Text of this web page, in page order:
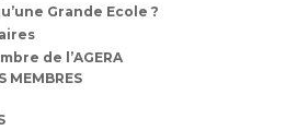
Grande Ecole ?
de l’AGERA
MEMBRES